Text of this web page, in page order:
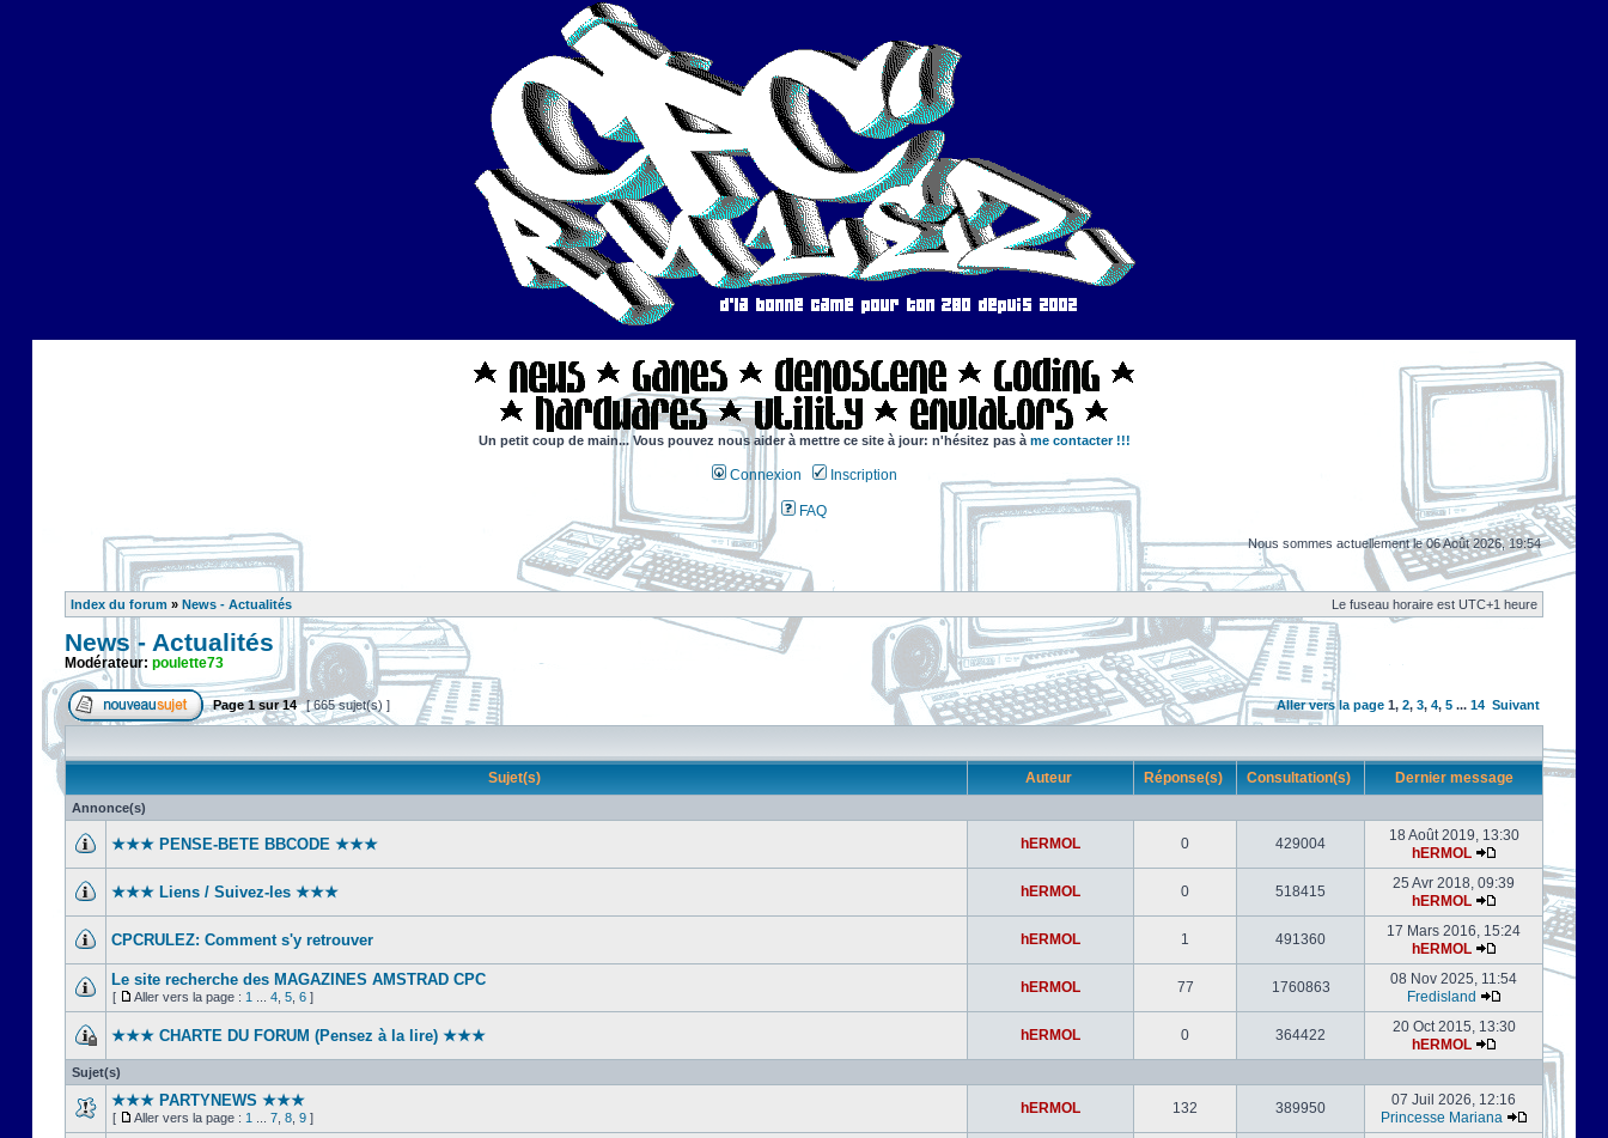
Un petit coup de main... Vous pouvez nous aider à mettre ce site à jour: n'hésitez pas à me contacter !!!
Connexion Inscription
FAQ
Nous sommes actuellement le 06 Août 2026, 19:54
Index du forum » News - Actualités Le fuseau horaire est UTC+1 heure
News - Actualités
Modérateur: poulette73
Page1sur14 [ 665 sujet(s) ] Aller vers la page 1, 2, 3, 4, 5 ... 14 Suivant
Sujet(s) Auteur Réponse(s) Consultation(s) Dernier message
Annonce(s)
★★★ PENSE-BETE BBCODE ★★★ hERMOL 0 429004
18 Août 2019, 13:30
hERMOL
★★★ Liens / Suivez-les ★★★ hERMOL 0 518415
25 Avr 2018, 09:39
hERMOL
CPCRULEZ: Comment s'y retrouver‎ hERMOL 1 491360
17 Mars 2016, 15:24
hERMOL
Le site recherche des MAGAZINES AMSTRAD CPC
[ Aller vers la page : 1 4 5 6 ]
hERMOL 77 1760863
08 Nov 2025, 11:54
Fredisland
★★★ CHARTE DU FORUM (Pensez à la lire) ★★★ hERMOL 0 364422
20 Oct 2015, 13:30
hERMOL
Sujet(s)
★★★ PARTYNEWS ★★★
[ Aller vers la page : 1 7 8 9 ]
hERMOL 132 389950
07 Juil 2026, 12:16
Princesse Mariana